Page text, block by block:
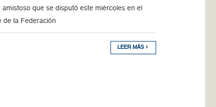
que se disputó este miércoles en el
de la Federación
LEER MÁS